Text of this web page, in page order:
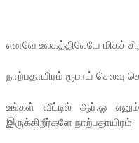
எனவே உலகத்திலேயே மிகச்
நாற்பதாயிரம் ரூபாய் செலவு
உங்கள் வீட்டில் ஆர்.ஓ
இருக்கிறீர்களே நாற்பதாயிரம்